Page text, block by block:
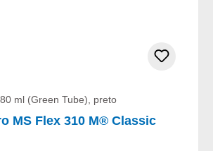
ml (Green Tube), preto
MS Flex 310 M® Classic